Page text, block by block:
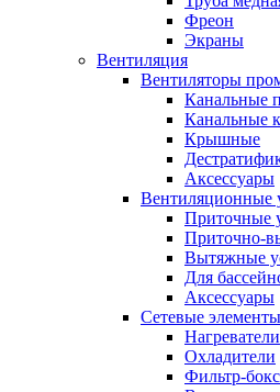
Фреон
Экраны
Вентиляция
Вентиляторы
Канальные
Канальные
Крышные
Аксессуары
Вентиляционные
Приточные
Приточно-
Вытяжные
Для
Аксессуары
Сетевые элементы
Нагреватели
Охладители
Фильтр-